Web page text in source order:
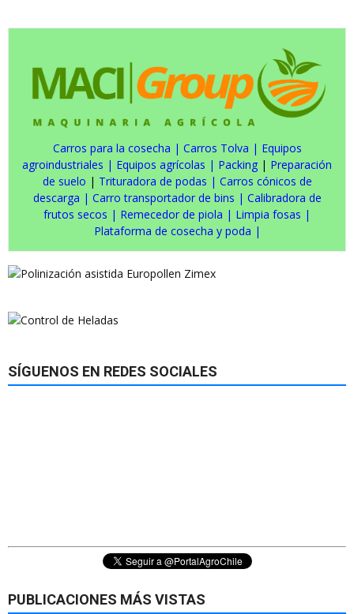
Carros para la cosecha | Carros Tolva | Equipos
agroindustriales | Equipos agrícolas | Packing | Preparación
de suelo | Trituradora de podas | Carros cónicos de
descarga | Carro transportador de bins | Calibradora de
frutos secos | Remecedor de piola | Limpia fosas |
Plataforma de cosecha y poda |
SÍGUENOS EN REDES SOCIALES
PUBLICACIONES MÁS VISTAS